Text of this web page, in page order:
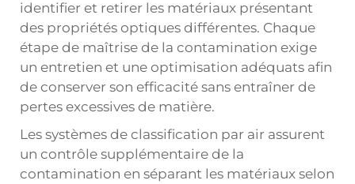
identifier et retirer les matériaux présentant
des propriétés optiques différentes. Chaque
étape de maîtrise de la contamination exige
un entretien et une optimisation adéquats afin
de conserver son efficacité sans entraîner de
pertes excessives de matière.
Les systèmes de classification par air assurent
un contrôle supplémentaire de la
contamination en séparant les matériaux selon